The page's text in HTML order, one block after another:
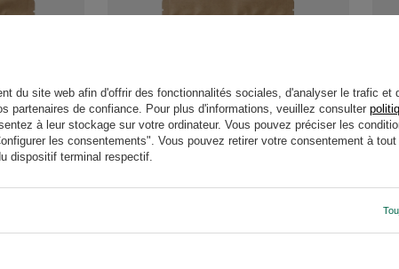
en moitiés
FiloLilo – Bananes lyophilisées en
du site web afin d'offrir des fonctionnalités sociales, d'analyser le trafic et
partenaires de confiance. Pour plus d'informations, veuillez consulter
à leur stockage sur votre ordinateur. Vous pouvez préciser les
les consentements". Vous pouvez retirer votre consentement à
dispositif terminal respectif.